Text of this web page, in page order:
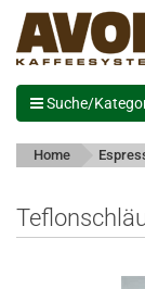
Suche/
Home